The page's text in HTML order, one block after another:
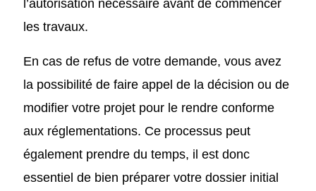
l’autorisation nécessaire avant de commencer
les travaux.
En cas de refus de votre demande, vous avez
la possibilité de faire appel de la décision ou de
modifier votre projet pour le rendre conforme
aux réglementations. Ce processus peut
également prendre du temps, il est donc
essentiel de bien préparer votre dossier initial